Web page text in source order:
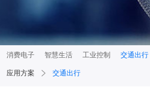
应用方案 交通出行
消费电子 智慧生活 工业控制 交通出行